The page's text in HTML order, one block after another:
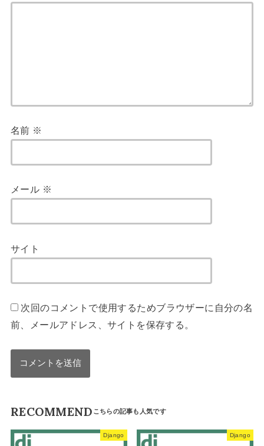
名前 ※
メール ※
サイト
次回のコメントで使用するためブラウザーに自分の名
前、メールアドレス、サイトを保存する。
RECOMMEND
Django Django